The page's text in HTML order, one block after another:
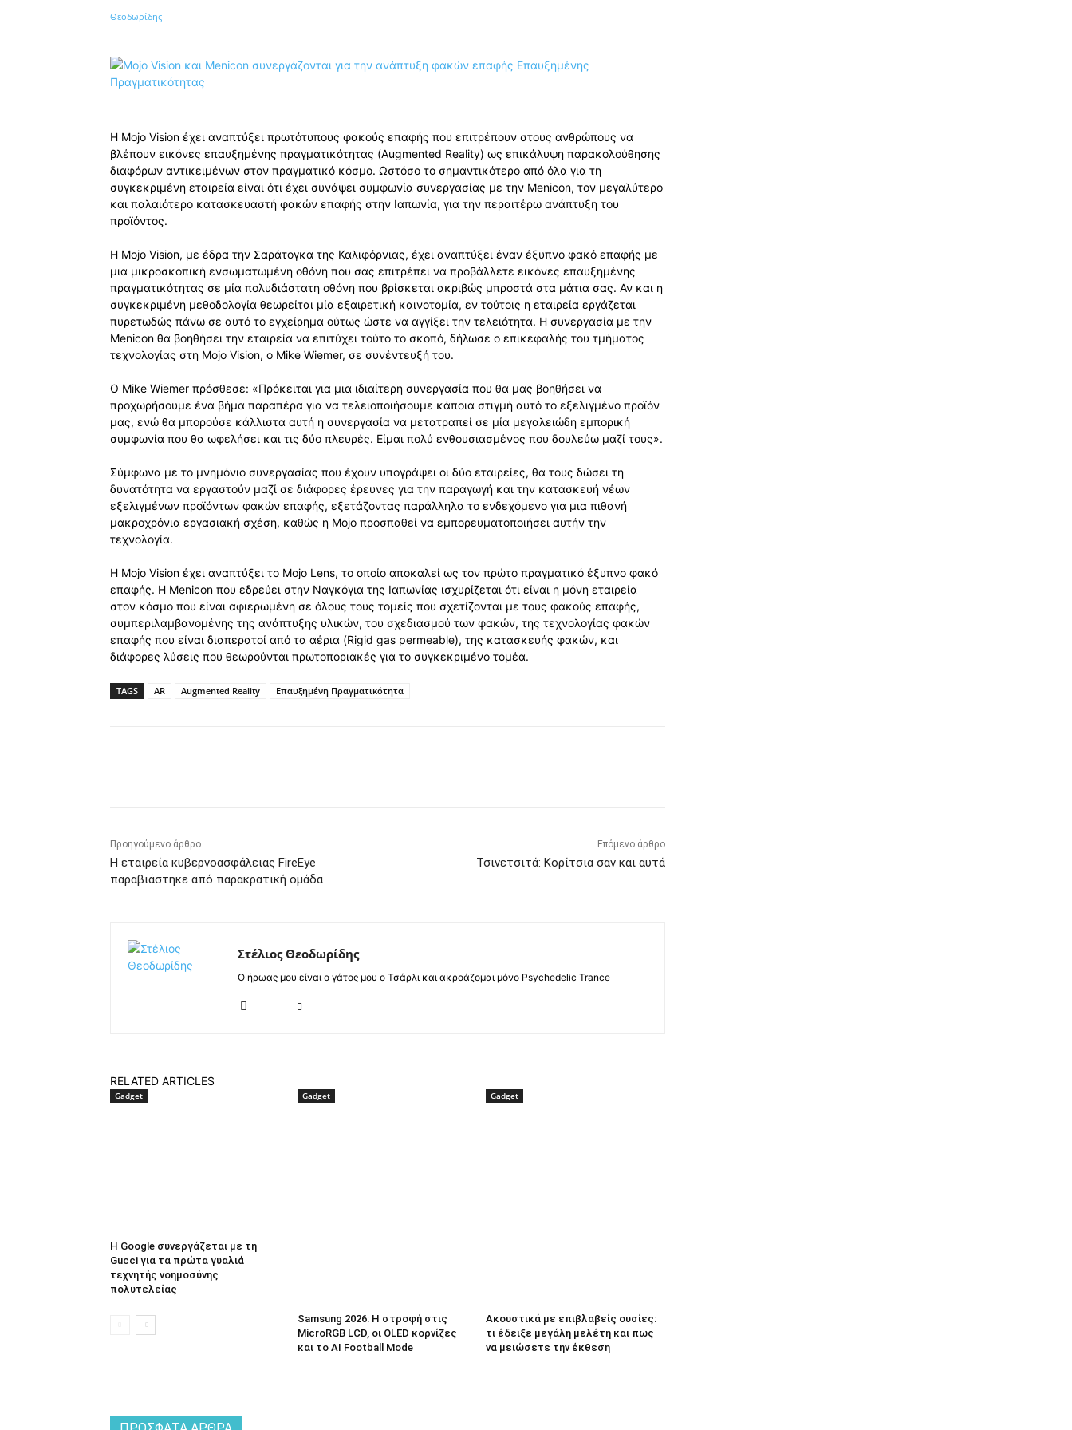
Κοινοποίηση
Η Mojo Vision έχει αναπτύξει πρωτότυπους φακούς επαφής που επιτρέπουν στους ανθρώπους να
βλέπουν εικόνες επαυξημένης πραγματικότητας (Augmented Reality) ως επικάλυψη παρακολούθησης
διαφόρων αντικειμένων στον πραγματικό κόσμο. Ωστόσο το σημαντικότερο από όλα για τη
συγκεκριμένη εταιρεία είναι ότι έχει συνάψει συμφωνία συνεργασίας με την Menicon, τον μεγαλύτερο
και παλαιότερο κατασκευαστή φακών επαφής στην Ιαπωνία, για την περαιτέρω ανάπτυξη του
προϊόντος.
Η Mojo Vision, με έδρα την Σαράτογκα της Καλιφόρνιας, έχει αναπτύξει έναν έξυπνο φακό επαφής με
μια μικροσκοπική ενσωματωμένη οθόνη που σας επιτρέπει να προβάλλετε εικόνες επαυξημένης
πραγματικότητας σε μία πολυδιάστατη οθόνη που βρίσκεται ακριβώς μπροστά στα μάτια σας. Αν και η
συγκεκριμένη μεθοδολογία θεωρείται μία εξαιρετική καινοτομία, εν τούτοις η εταιρεία εργάζεται
πυρετωδώς πάνω σε αυτό το εγχείρημα ούτως ώστε να αγγίξει την τελειότητα. Η συνεργασία με την
Menicon θα βοηθήσει την εταιρεία να επιτύχει τούτο το σκοπό, δήλωσε ο επικεφαλής του τμήματος
τεχνολογίας στη Mojo Vision, ο Mike Wiemer, σε συνέντευξή του.
Ο Mike Wiemer πρόσθεσε: «Πρόκειται για μια ιδιαίτερη συνεργασία που θα μας βοηθήσει να
προχωρήσουμε ένα βήμα παραπέρα για να τελειοποιήσουμε κάποια στιγμή αυτό το εξελιγμένο προϊόν
μας, ενώ θα μπορούσε κάλλιστα αυτή η συνεργασία να μετατραπεί σε μία μεγαλειώδη εμπορική
συμφωνία που θα ωφελήσει και τις δύο πλευρές. Είμαι πολύ ενθουσιασμένος που δουλεύω μαζί τους».
Σύμφωνα με το μνημόνιο συνεργασίας που έχουν υπογράψει οι δύο εταιρείες, θα τους δώσει τη
δυνατότητα να εργαστούν μαζί σε διάφορες έρευνες για την παραγωγή και την κατασκευή νέων
εξελιγμένων προϊόντων φακών επαφής, εξετάζοντας παράλληλα το ενδεχόμενο για μια πιθανή
μακροχρόνια εργασιακή σχέση, καθώς η Mojo προσπαθεί να εμπορευματοποιήσει αυτήν την
τεχνολογία.
Η Mojo Vision έχει αναπτύξει το Mojo Lens, το οποίο αποκαλεί ως τον πρώτο πραγματικό έξυπνο φακό
επαφής. Η Menicon που εδρεύει στην Ναγκόγια της Ιαπωνίας ισχυρίζεται ότι είναι η μόνη εταιρεία
στον κόσμο που είναι αφιερωμένη σε όλους τους τομείς που σχετίζονται με τους φακούς επαφής,
συμπεριλαμβανομένης της ανάπτυξης υλικών, του σχεδιασμού των φακών, της τεχνολογίας φακών
επαφής που είναι διαπερατοί από τα αέρια (Rigid gas permeable), της κατασκευής φακών, και
διάφορες λύσεις που θεωρούνται πρωτοποριακές για το συγκεκριμένο τομέα.
TAGS AR Augmented Reality Επαυξημένη Πραγματικότητα
Προηγούμενο άρθρο
Η εταιρεία κυβερνοασφάλειας FireEye
παραβιάστηκε από παρακρατική ομάδα
Επόμενο άρθρο
Τσινετσιτά: Κορίτσια σαν και αυτά
Στέλιος Θεοδωρίδης
Ο ήρωας μου είναι ο γάτος μου ο Τσάρλι και ακροάζομαι μόνο Psychedelic Trance
RELATED ARTICLES
Gadget
Η Google συνεργάζεται με τη
Gucci για τα πρώτα γυαλιά
τεχνητής νοημοσύνης
πολυτελείας
Gadget
Samsung 2026: Η στροφή στις
MicroRGB LCD, οι OLED κορνίζες
και το AI Football Mode
Gadget
Ακουστικά με επιβλαβείς ουσίες:
τι έδειξε μεγάλη μελέτη και πως
να μειώσετε την έκθεση